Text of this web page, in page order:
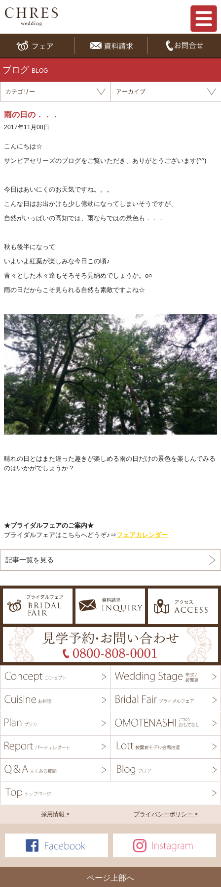
ブログ BLOG
カテゴリー アーカイブ
雨の日の．．．
2017年11月08日
こんにちは☆
サンピアセリーズのブログをご覧いただき、ありがとうございます(^^)
今日はあいにくのお天気ですね。。。
こんな日はお出かけも少し億劫になってしまいそうですが、
自然がいっぱいの高知では、雨ならではの景色も．．．
秋も後半になって
いよいよ紅葉が楽しみな今日この頃♪
青々とした木々達もそろそろ見納めでしょうか。o○
雨の日だからこそ見られる自然も素敵ですよね☆
晴れの日とはまた違った趣きが楽しめる雨の日だけの景色を楽しんでみる
のはいかがでしょうか？
★ブライダルフェアのご案内★
ブライダルフェアはこちらへどうぞ♪⇒フェアカレンダー
記事一覧を見る
採用情報 > プライバシーポリシー >
ページ上部へ